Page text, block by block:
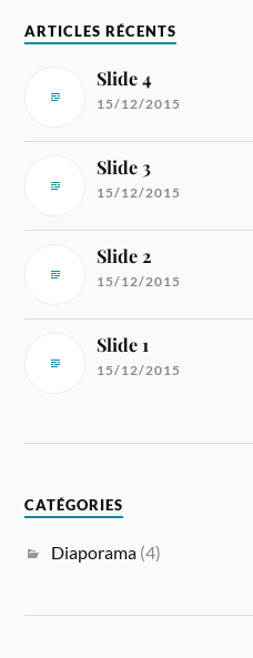
ARTICLES RÉCENTS
Slide 4
15/12/2015
Slide 3
15/12/2015
Slide 2
15/12/2015
Slide 1
15/12/2015
CATÉGORIES
Diaporama (4)